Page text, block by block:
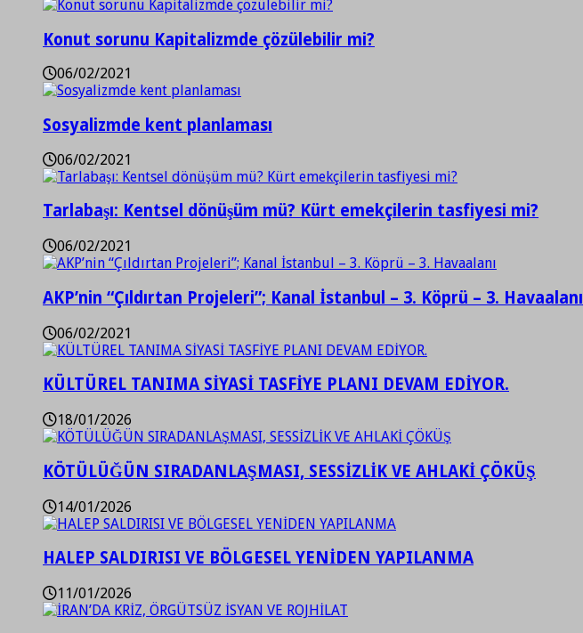
Konut sorunu Kapitalizmde çözülebilir mi?
06/02/2021
Sosyalizmde kent planlaması
06/02/2021
Tarlabaşı: Kentsel dönüşüm mü? Kürt emekçilerin tasfiyesi mi?
06/02/2021
AKP’nin “Çıldırtan Projeleri”; Kanal İstanbul – 3. Köprü – 3. Havaalanı
06/02/2021
KÜLTÜREL TANIMA SİYASİ TASFİYE PLANI DEVAM EDİYOR.
18/01/2026
KÖTÜLÜĞÜN SIRADANLAŞMASI, SESSİZLİK VE AHLAKİ ÇÖKÜŞ
14/01/2026
HALEP SALDIRISI VE BÖLGESEL YENİDEN YAPILANMA
11/01/2026